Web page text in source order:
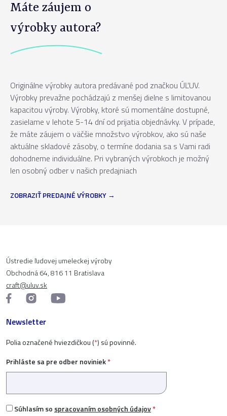
Máte záujem o
výrobky autora?
Originálne výrobky autora predávané pod značkou ÚĽUV.
Výrobky prevažne pochádzajú z menšej dielne s limitovanou
kapacitou výroby. Výrobky, ktoré sú momentálne dostupné,
zasielame v lehote 5-14 dní od prijatia objednávky. V prípade,
že máte záujem o väčšie množstvo výrobkov, ako sú naše
aktuálne skladové zásoby, o termíne dodania sa s Vami radi
dohodneme individuálne. Pri vybraných výrobkoch je možný
len osobný odber v našich predajniach
ZOBRAZIŤ PREDAJNÉ VÝROBKY
Ústredie ľudovej umeleckej výroby
Obchodná 64, 816 11 Bratislava
craft@uluv.sk
Newsletter
Polia označené hviezdičkou (*) sú povinné.
Prihláste sa pre odber noviniek*
Súhlasím so spracovaním osobných údajov*